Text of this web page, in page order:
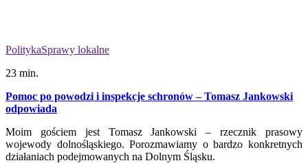
PolitykaSprawy lokalne
23 min.
Pomoc po powodzi i inspekcje schronów – Tomasz Jankowski
odpowiada
Moim gościem jest Tomasz Jankowski – rzecznik prasowy
wojewody dolnośląskiego. Porozmawiamy o bardzo konkretnych
działaniach podejmowanych na Dolnym Śląsku.